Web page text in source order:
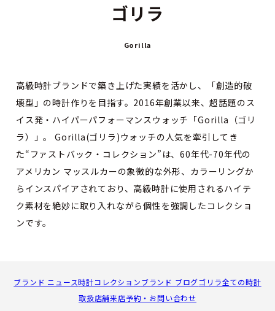
ゴリラ
Gorilla
高級時計ブランドで築き上げた実績を活かし、「創造的破
壊型」の時計作りを目指す。2016年創業以来、超話題のス
イス発・ハイパーパフォーマンスウォッチ「Gorilla（ゴリ
ラ）」。 Gorilla(ゴリラ)ウォッチの人気を牽引してき
た“ファストバック・コレクション”は、60年代-70年代の
アメリカン マッスルカーの象徴的な外形、カラーリングか
らインスパイアされており、高級時計に使用されるハイテ
ク素材を絶妙に取り入れながら個性を強調したコレクショ
ンです。
ブランド ニュース時計コレクションブランド ブログゴリラ全ての時計
取扱店舗来店予約・お問い合わせ